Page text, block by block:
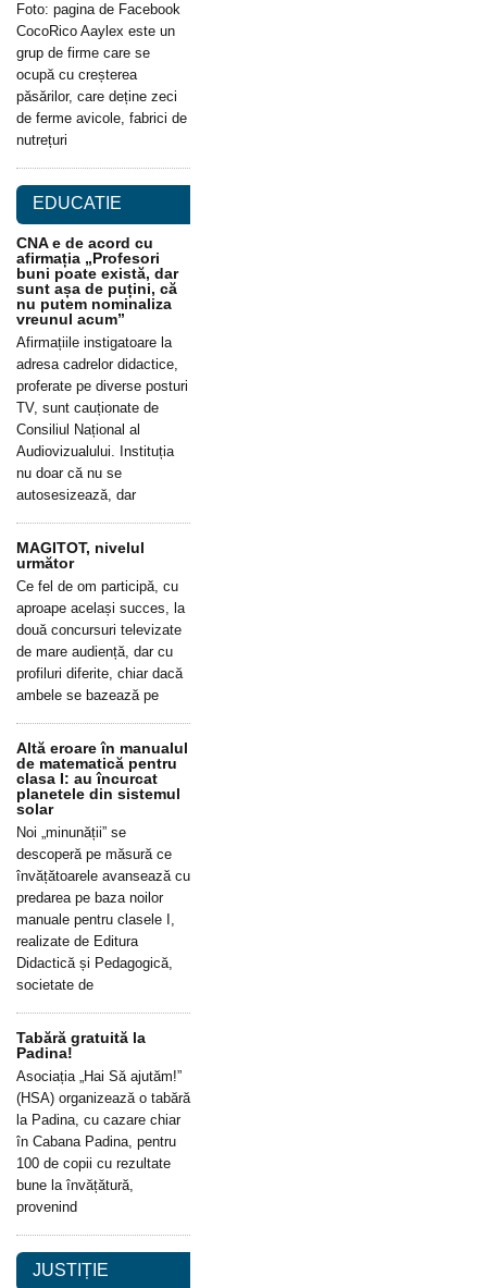
Foto: pagina de Facebook
CocoRico Aaylex este un
grup de firme care se
ocupă cu creșterea
păsărilor, care deține zeci
de ferme avicole, fabrici de
nutrețuri
EDUCATIE
CNA e de acord cu
afirmația „Profesori
buni poate există, dar
sunt așa de puțini, că
nu putem nominaliza
vreunul acum”
Afirmațiile instigatoare la
adresa cadrelor didactice,
proferate pe diverse posturi
TV, sunt cauționate de
Consiliul Național al
Audiovizualului. Instituția
nu doar că nu se
autosesizează, dar
MAGITOT, nivelul
următor
Ce fel de om participă, cu
aproape același succes, la
două concursuri televizate
de mare audiență, dar cu
profiluri diferite, chiar dacă
ambele se bazează pe
Altă eroare în manualul
de matematică pentru
clasa I: au încurcat
planetele din sistemul
solar
Noi „minunății” se
descoperă pe măsură ce
învățătoarele avansează cu
predarea pe baza noilor
manuale pentru clasele I,
realizate de Editura
Didactică și Pedagogică,
societate de
Tabără gratuită la
Padina!
Asociația „Hai Să ajutăm!”
(HSA) organizează o tabără
la Padina, cu cazare chiar
în Cabana Padina, pentru
100 de copii cu rezultate
bune la învățătură,
provenind
JUSTIȚIE